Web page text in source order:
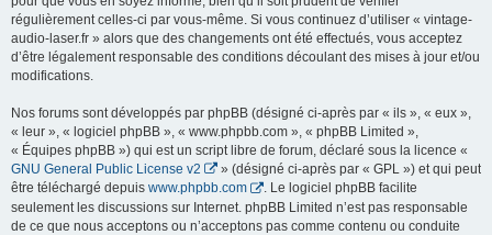
régulièrement celles-ci par vous-même. Si vous continuez d’utiliser « vintage-
audio-laser.fr » alors que des changements ont été effectués, vous acceptez
d’être légalement responsable des conditions découlant des mises à jour et/ou
modifications.
Nos forums sont développés par phpBB (désigné ci-après par « ils », « eux »,
« leur », « logiciel phpBB », « www.phpbb.com », « phpBB Limited »,
« Équipes phpBB ») qui est un script libre de forum, déclaré sous la licence «
GNU General Public License v2
» (désigné ci-après par « GPL ») et qui peut
être téléchargé depuis www.phpbb.com
. Le logiciel phpBB facilite
seulement les discussions sur Internet. phpBB Limited n’est pas responsable
de ce que nous acceptons ou n’acceptons pas comme contenu ou conduite